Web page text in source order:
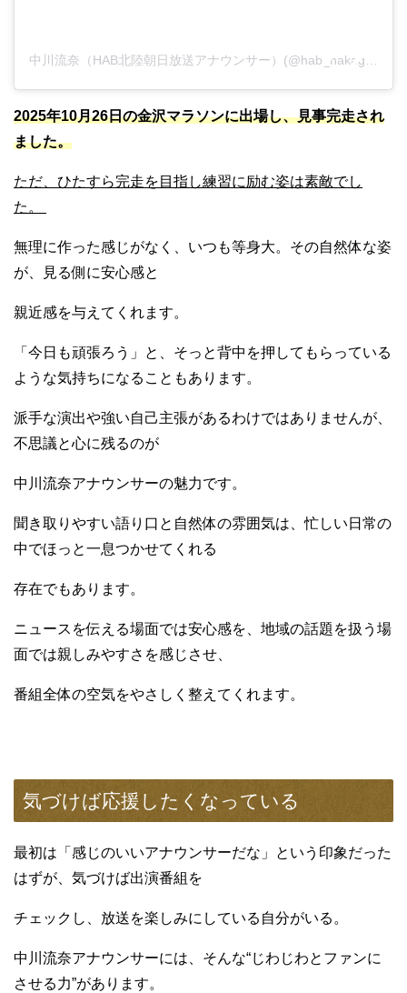
中川流奈（HAB北陸朝日放送アナウンサー）(@hab_nakagawa_runa)がシェアした投稿
2025年10月26日の金沢マラソンに出場し、見事完走され
ました。
ただ、ひたすら完走を目指し練習に励む姿は素敵でし
た。
無理に作った感じがなく、いつも等身大。その自然体な姿
が、見る側に安心感と
親近感を与えてくれます。
「今日も頑張ろう」と、そっと背中を押してもらっている
ような気持ちになることもあります。
派手な演出や強い自己主張があるわけではありませんが、
不思議と心に残るのが
中川流奈アナウンサーの魅力です。
聞き取りやすい語り口と自然体の雰囲気は、忙しい日常の
中でほっと一息つかせてくれる
存在でもあります。
ニュースを伝える場面では安心感を、地域の話題を扱う場
面では親しみやすさを感じさせ、
番組全体の空気をやさしく整えてくれます。
気づけば応援したくなっている
最初は「感じのいいアナウンサーだな」という印象だった
はずが、気づけば出演番組を
チェックし、放送を楽しみにしている自分がいる。
中川流奈アナウンサーには、そんな“じわじわとファンに
させる力”があります。